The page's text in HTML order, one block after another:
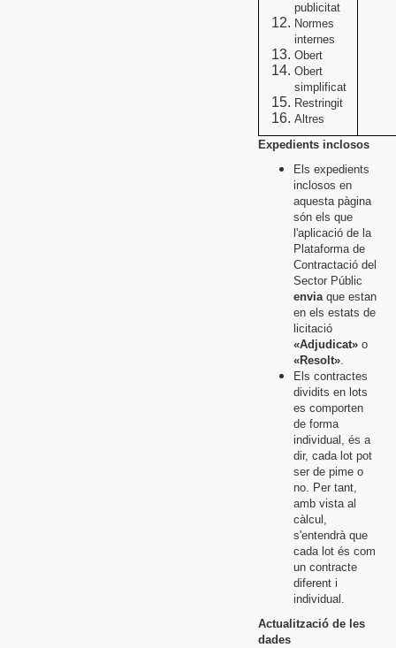
publicitat
Normes
internes
Obert
Obert
simplificat
Restringit
Altres
Expedients inclosos
Els expedients
inclosos en
aquesta pàgina
són els que
l'aplicació de la
Plataforma de
Contractació del
Sector Públic
enviaque estan
en els estats de
licitació
«Adjudicat» o
«Resolt».
Els contractes
dividits en lots
es comporten
de forma
individual, és a
dir, cada lot pot
ser de pime o
no. Per tant,
amb vista al
càlcul,
s'entendrà que
cada lot és com
un contracte
diferent i
individual.
Actualització de les
dades